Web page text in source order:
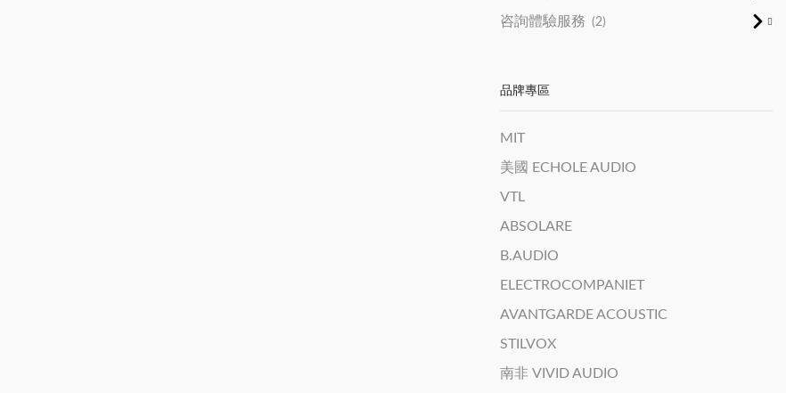
咨詢體驗服務 (2)
品牌專區
MIT
美國 ECHOLE AUDIO
VTL
ABSOLARE
B.AUDIO
ELECTROCOMPANIET
AVANTGARDE ACOUSTIC
STILVOX
南非 VIVID AUDIO